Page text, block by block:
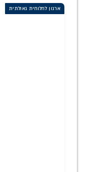
ארגון לחלוחית גאולתית